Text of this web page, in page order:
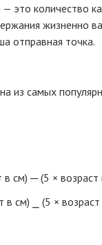
это количество
жизненно
отправная точка.
из самых
в см) ─ (5 × возраст
в см) ⎯ (5 ×